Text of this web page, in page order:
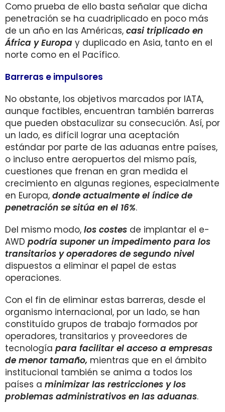
Como prueba de ello basta señalar que dicha
penetración se ha cuadriplicado en poco más
de un año en las Américas, casi triplicado en
África y Europa y duplicado en Asia, tanto en el
norte como en el Pacífico.
Barreras e impulsores
No obstante, los objetivos marcados por IATA,
aunque factibles, encuentran también barreras
que pueden obstaculizar su consecución. Así, por
un lado, es difícil lograr una aceptación
estándar por parte de las aduanas entre países,
o incluso entre aeropuertos del mismo país,
cuestiones que frenan en gran medida el
crecimiento en algunas regiones, especialmente
en Europa, donde actualmente el índice de
penetración se sitúa en el 16%.
Del mismo modo, los costes de implantar el e-
AWD podría suponer un impedimento para los
transitarios y operadores de segundo nivel
dispuestos a eliminar el papel de estas
operaciones.
Con el fin de eliminar estas barreras, desde el
organismo internacional, por un lado, se han
constituído grupos de trabajo formados por
operadores, transitarios y proveedores de
tecnología para facilitar el acceso a empresas
de menor tamaño, mientras que en el ámbito
institucional también se anima a todos los
países a minimizar las restricciones y los
problemas administrativos en las aduanas.